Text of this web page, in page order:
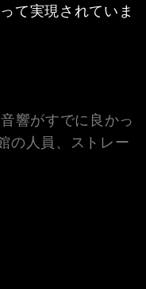
て実現されていま
響がすでに良かっ
の人員、ストレー